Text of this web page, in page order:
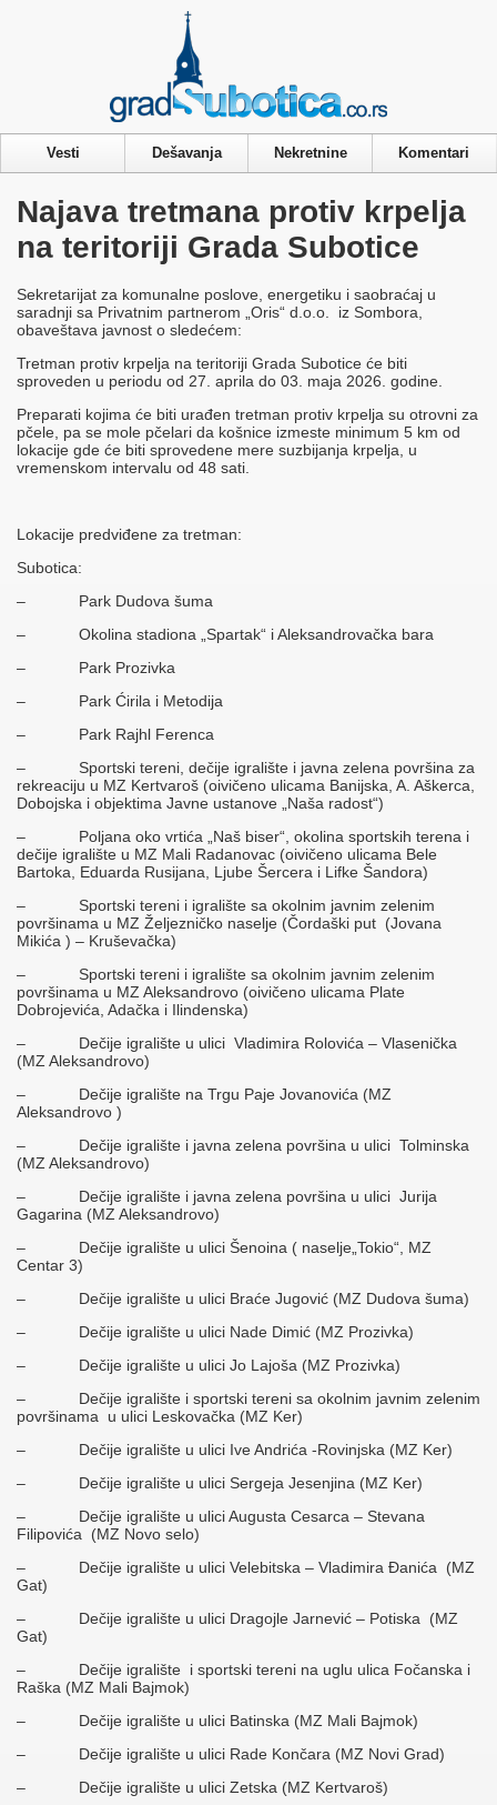
Vesti Dešavanja Nekretnine Komentari
Najava tretmana protiv krpelja
na teritoriji Grada Subotice
Sekretarijat za komunalne poslove, energetiku i saobraćaj u
saradnji sa Privatnim partnerom „Oris“ d.o.o. iz Sombora,
obaveštava javnost o sledećem:
Tretman protiv krpelja na teritoriji Grada Subotice će biti
sproveden u periodu od 27. aprila do 03. maja 2026. godine.
Preparati kojima će biti urađen tretman protiv krpelja su otrovni za
pčele, pa se mole pčelari da košnice izmeste minimum 5 km od
lokacije gde će biti sprovedene mere suzbijanja krpelja, u
vremenskom intervalu od 48 sati.
Lokacije predviđene za tretman:
Subotica:
– Park Dudova šuma
– Okolina stadiona „Spartak“ i Aleksandrovačka bara
– Park Prozivka
– Park Ćirila i Metodija
– Park Rajhl Ferenca
– Sportski tereni, dečije igralište i javna zelena površina za
rekreaciju u MZ Kertvaroš (oivičeno ulicama Banijska, A. Aškerca,
Dobojska i objektima Javne ustanove „Naša radost“)
– Poljana oko vrtića „Naš biser“, okolina sportskih terena i
dečije igralište u MZ Mali Radanovac (oivičeno ulicama Bele
Bartoka, Eduarda Rusijana, Ljube Šercera i Lifke Šandora)
– Sportski tereni i igralište sa okolnim javnim zelenim
površinama u MZ Željezničko naselje (Čordaški put (Jovana
Mikića ) – Kruševačka)
– Sportski tereni i igralište sa okolnim javnim zelenim
površinama u MZ Aleksandrovo (oivičeno ulicama Plate
Dobrojevića, Adačka i Ilindenska)
– Dečije igralište u ulici Vladimira Rolovića – Vlasenička
(MZ Aleksandrovo)
– Dečije igralište na Trgu Paje Jovanovića (MZ
Aleksandrovo )
– Dečije igralište i javna zelena površina u ulici Tolminska
(MZ Aleksandrovo)
– Dečije igralište i javna zelena površina u ulici Jurija
Gagarina (MZ Aleksandrovo)
– Dečije igralište u ulici Šenoina ( naselje„Tokio“, MZ
Centar 3)
– Dečije igralište u ulici Braće Jugović (MZ Dudova šuma)
– Dečije igralište u ulici Nade Dimić (MZ Prozivka)
– Dečije igralište u ulici Jo Lajoša (MZ Prozivka)
– Dečije igralište i sportski tereni sa okolnim javnim zelenim
površinama u ulici Leskovačka (MZ Ker)
– Dečije igralište u ulici Ive Andrića -Rovinjska (MZ Ker)
– Dečije igralište u ulici Sergeja Jesenjina (MZ Ker)
– Dečije igralište u ulici Augusta Cesarca – Stevana
Filipovića (MZ Novo selo)
– Dečije igralište u ulici Velebitska – Vladimira Đanića (MZ
Gat)
– Dečije igralište u ulici Dragojle Jarnević – Potiska (MZ
Gat)
– Dečije igralište i sportski tereni na uglu ulica Fočanska i
Raška (MZ Mali Bajmok)
– Dečije igralište u ulici Batinska (MZ Mali Bajmok)
– Dečije igralište u ulici Rade Končara (MZ Novi Grad)
– Dečije igralište u ulici Zetska (MZ Kertvaroš)
Privacy & Cookies Policy